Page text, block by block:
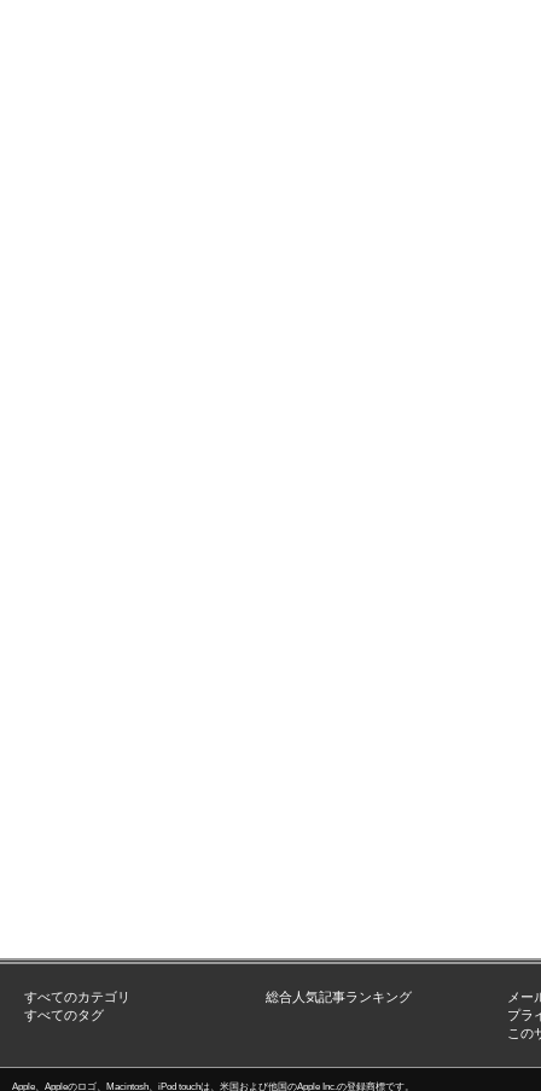
すべてのカテゴリ
すべてのタグ
総合人気記事ランキング
メー
プラ
この
Apple、Appleのロゴ、Macintosh、iPod touchは、米国および他国のApple Inc.の登録商標です。